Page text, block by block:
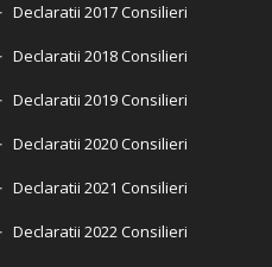
Declaratii 2017 Consilieri
Declaratii 2018 Consilieri
Declaratii 2019 Consilieri
Declaratii 2020 Consilieri
Declaratii 2021 Consilieri
Declaratii 2022 Consilieri